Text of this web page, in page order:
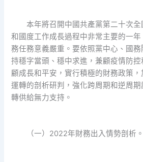
本年將召開中國共產黨第二十次全
和國度工作成長過程中非常主要的一
務任務意義嚴重。要依照黨中心、國
持穩字當頭、穩中求進，兼顧疫情防
顧成長和平安，實行積極的財務政策
運轉的剖析研判，強化跨周期和逆周
轉供給無力支持。
（一）2022年財務出入情勢剖析。